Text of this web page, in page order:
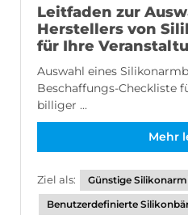
Leitfaden zur
Herstellers von
für Ihre
Auswahl eines
Beschaffungs-Checkliste
billiger ...
Mehr
Ziel als:
Günstige
Benutzerdefinierte